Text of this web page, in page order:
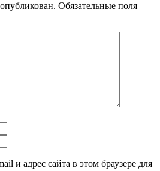
Обязательные поля
и адрес сайта в этом браузере для